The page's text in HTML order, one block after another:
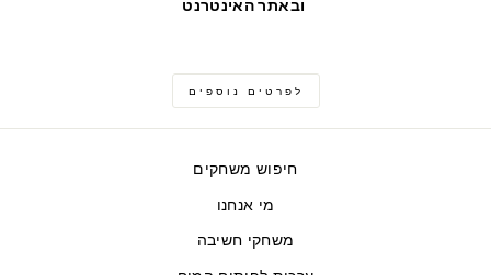
לפרטים נוספים
חיפוש משחקים
מי אנחנו
משחקי חשיבה